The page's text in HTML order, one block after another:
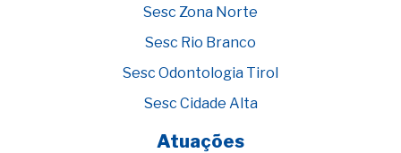
Sesc Zona Norte
Sesc Rio Branco
Sesc Odontologia Tirol
Sesc Cidade Alta
Atuações